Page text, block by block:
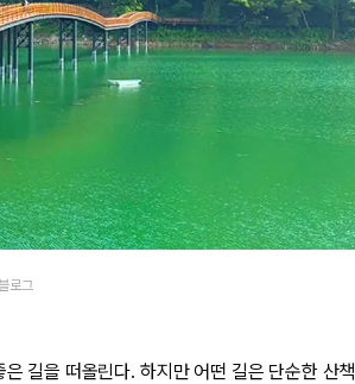
로그
길을 떠올린다. 하지만 어떤 길은 단순한 산책